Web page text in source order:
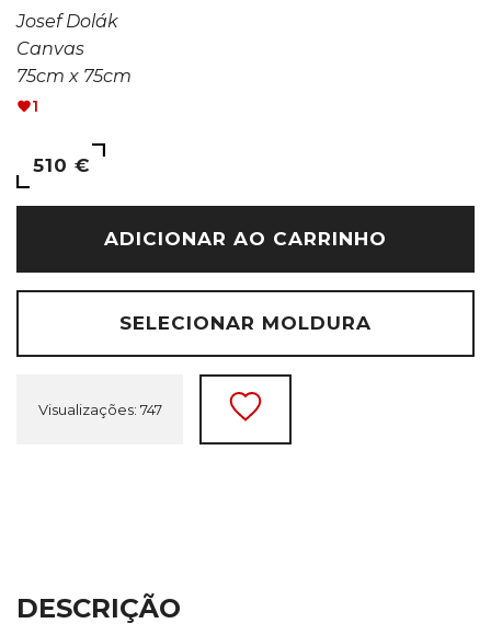
Josef Dolák
Canvas
75cm x 75cm
1
510 €
ADICIONAR AO CARRINHO
SELECIONAR MOLDURA
Visualizações: 747
DESCRIÇÃO